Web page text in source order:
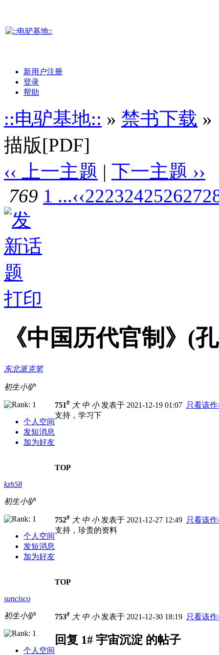
新用户注册
登录
帮助
::电驴基地:: » 禁书下载 »
描版[PDF]
‹‹ 上一主题 | 下一主题 ››
769 1 ...‹‹222324252627
打印
《中国历代官制》(
东北派克笔
初生小驴
个人空间
发短消息
加为好友
751# 大 中 小发表于 2021-12-19 01:07 只看该
支持，学习下
TOP
kzh58
初生小驴
个人空间
发短消息
加为好友
752# 大 中 小发表于 2021-12-27 12:49 只看该
支持，珍贵的资料
TOP
suncisco
初生小驴
个人空间
753# 大 中 小发表于 2021-12-30 18:19 只看该
回复 1# 宇宙沉淀 的帖子